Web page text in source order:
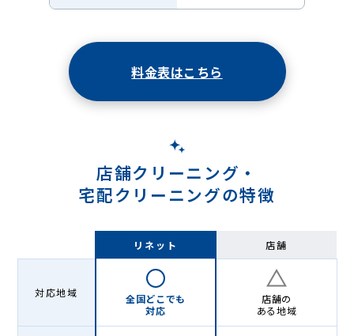
料金表はこちら
店舗クリーニング・
宅配クリーニングの特徴
リネット 店舗
対応地域
全国どこでも
対応
店舗の
ある地域